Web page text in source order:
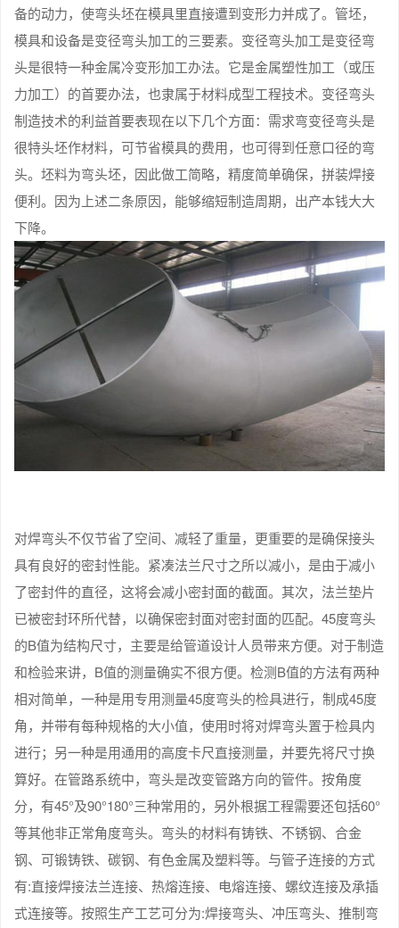
备的动力，使弯头坯在模具里直接遭到变形力并成了。管坯，
模具和设备是变径弯头加工的三要素。变径弯头加工是变径弯
头是很特一种金属冷变形加工办法。它是金属塑性加工（或压
力加工）的首要办法，也隶属于材料成型工程技术。变径弯头
制造技术的利益首要表现在以下几个方面：需求弯变径弯头是
很特头坯作材料，可节省模具的费用，也可得到任意口径的弯
头。坯料为弯头坯，因此做工简略，精度简单确保，拼装焊接
便利。因为上述二条原因，能够缩短制造周期，出产本钱大大
下降。
对焊弯头不仅节省了空间、减轻了重量，更重要的是确保接头
具有良好的密封性能。紧凑法兰尺寸之所以减小，是由于减小
了密封件的直径，这将会减小密封面的截面。其次，法兰垫片
已被密封环所代替，以确保密封面对密封面的匹配。45度弯头
的B值为结构尺寸，主要是给管道设计人员带来方便。对于制造
和检验来讲，B值的测量确实不很方便。检测B值的方法有两种
相对简单，一种是用专用测量45度弯头的检具进行，制成45度
角，并带有每种规格的大小值，使用时将对焊弯头置于检具内
进行；另一种是用通用的高度卡尺直接测量，并要先将尺寸换
算好。在管路系统中，弯头是改变管路方向的管件。按角度
分，有45°及90°180°三种常用的，另外根据工程需要还包括60°
等其他非正常角度弯头。弯头的材料有铸铁、不锈钢、合金
钢、可锻铸铁、碳钢、有色金属及塑料等。与管子连接的方式
有:直接焊接法兰连接、热熔连接、电熔连接、螺纹连接及承插
式连接等。按照生产工艺可分为:焊接弯头、冲压弯头、推制弯